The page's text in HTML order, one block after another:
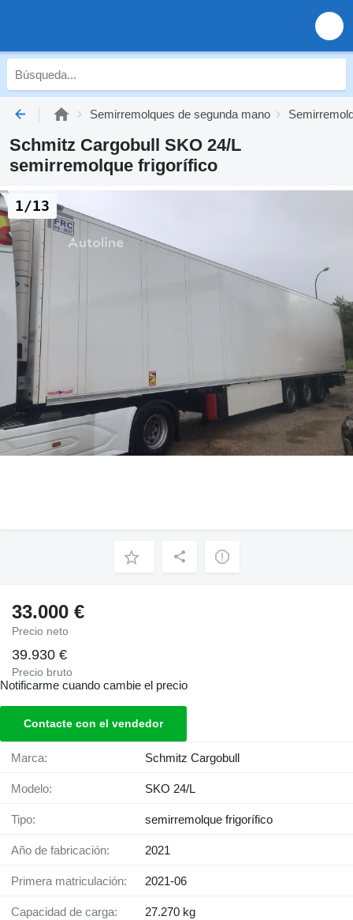
Semirremolques de segunda mano
Schmitz Cargobull SKO 24/L
semirremolque frigorífico
1/13
33.000 €
Precio neto
39.930 €
Precio bruto
Notificarme cuando cambie el precio
Contacte con el vendedor
Marca: Schmitz Cargobull
Modelo: SKO 24/L
Tipo: semirremolque frigorífico
Año de fabricación: 2021
Primera matriculación: 2021-06
Capacidad de carga: 27.270 kg